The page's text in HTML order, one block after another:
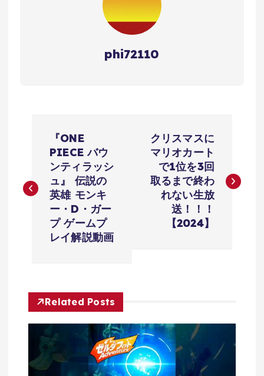
phi72110
ナ
シ
ョ
ン
『ONE
PIECE バウ
ンティラッシ
ュ』 伝説の
英雄 モンキ
ー・D・ガー
プ ゲームプ
レイ解説動画
クリスマスに
マリオカート
で1位を3回
取るまで終わ
れない生放
送！！！
【2024】
Related Posts